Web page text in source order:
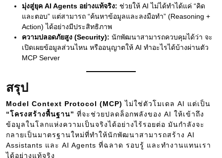
มุ่งสู่ยุค AI Agents อย่างแท้จริง: ช่วยให้ AI ไม่ได้ทำได้แค่ “คิด
และตอบ” แต่สามารถ “ค้นหาข้อมูลและลงมือทำ” (Reasoning +
Action) ได้อย่างมีประสิทธิภาพ
ความปลอดภัยสูง (Security): นักพัฒนาสามารถควบคุมได้ว่า จะ
เปิดเผยข้อมูลส่วนไหน หรืออนุญาตให้ AI ทำอะไรได้บ้างผ่านตัว
MCP Server
สรุป
Model Context Protocol (MCP) ไม่ใช่ตัวโมเดล AI แต่เป็น
“โครงสร้างพื้นฐาน” ที่จะช่วยปลดล็อกพลังของ AI ให้เข้าถึง
ข้อมูลในโลกแห่งความเป็นจริงได้อย่างไร้รอยต่อ มันกำลังจะ
กลายเป็นมาตรฐานใหม่ที่ทำให้นักพัฒนาสามารถสร้าง AI
Assistants และ AI Agents ที่ฉลาด รอบรู้ และทำงานแทนเรา
ได้อย่างแท้จริง